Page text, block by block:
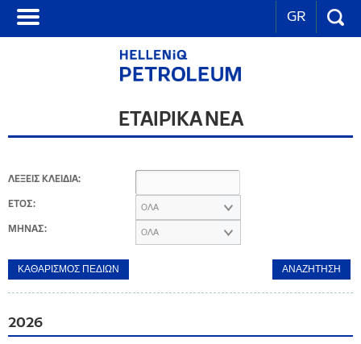
GR
ΕΤΑΙΡΙΚΑ ΝΕΑ
ΛΕΞΕΙΣ ΚΛΕΙΔΙΑ:
ΕΤΟΣ: ΟΛΑ
ΜΗΝΑΣ: ΟΛΑ
2026